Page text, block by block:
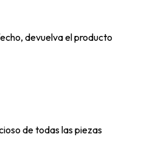
devuelva el producto
de todas las piezas